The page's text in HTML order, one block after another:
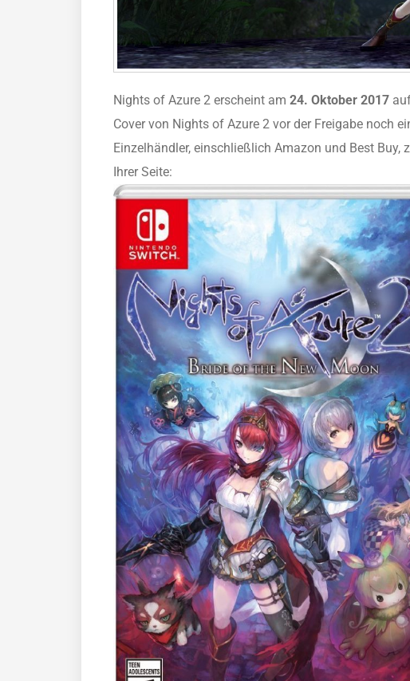
Nights of Azure 2 erscheint am 24. Oktober 2017
Cover von Nights of Azure 2 vor der Freigabe noch
Einzelhändler, einschließlich Amazon und Best
Ihrer Seite: